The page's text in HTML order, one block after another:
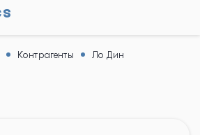
Контрагенты Ло Дин